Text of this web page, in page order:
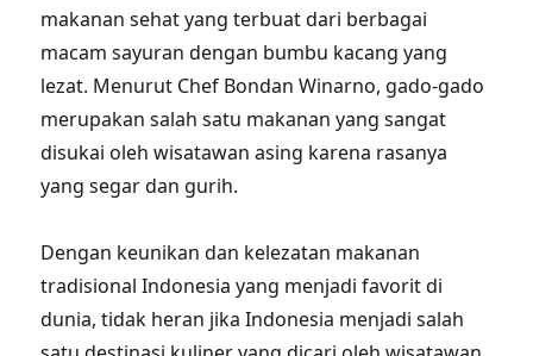
makanan sehat yang terbuat dari berbagai
macam sayuran dengan bumbu kacang yang
lezat. Menurut Chef Bondan Winarno, gado-gado
merupakan salah satu makanan yang sangat
disukai oleh wisatawan asing karena rasanya
yang segar dan gurih.
Dengan keunikan dan kelezatan makanan
tradisional Indonesia yang menjadi favorit di
dunia, tidak heran jika Indonesia menjadi salah